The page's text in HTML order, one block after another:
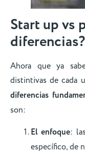
Start up vs
diferencias?
Ahora que ya
distintivas de cada
diferencias
son:
El enfoque:
específico, de